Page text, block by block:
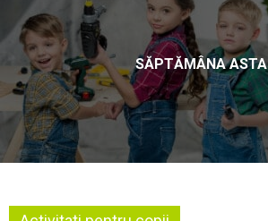
SĂPTĂMÂNA ASTA